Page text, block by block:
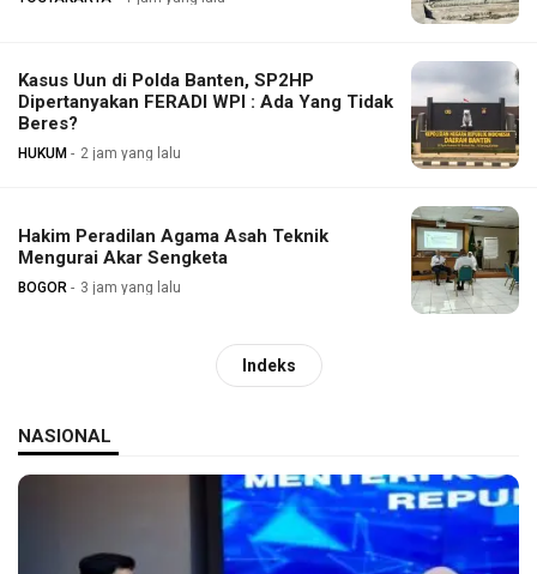
Kasus Uun di Polda Banten, SP2HP
Dipertanyakan FERADI WPI : Ada Yang Tidak
Beres?
HUKUM 2 jam yang lalu
Hakim Peradilan Agama Asah Teknik
Mengurai Akar Sengketa
BOGOR 3 jam yang lalu
Indeks
NASIONAL